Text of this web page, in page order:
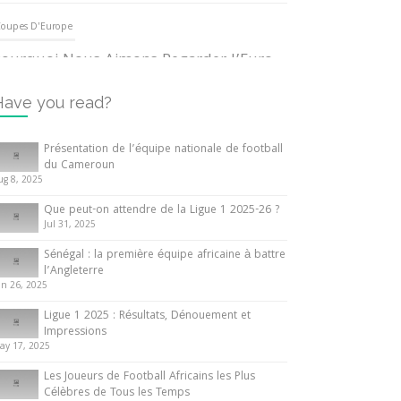
D'Europe
Nous Aimons Regarder l’Euro
June 2024
Internationales
ce que vous devez savoir sur la
d’Afrique des Nations
10 May 2024
Internationales
de l’équipe nationale de
football du Cameroun
2025
you read?
Présentation de l’équipe nationale de football
du Cameroun
8, 2025
Que peut-on attendre de la Ligue 1 2025-26 ?
Jul 31, 2025
Sénégal : la première équipe africaine à battre
l’Angleterre
26, 2025
Ligue 1 2025 : Résultats, Dénouement et
Impressions
17, 2025
Les Joueurs de Football Africains les Plus
Célèbres de Tous les Temps